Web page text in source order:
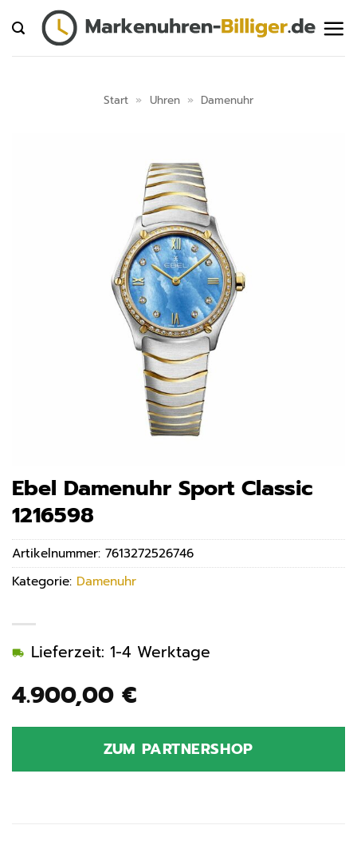
Inhalt
springen
Start » Uhren » Damenuhr
Ebel Damenuhr Sport Classic
1216598
4.900,00 €
Lieferzeit: 1-4 Werktage
ZUM PARTNERSHOP
Artikelnummer: 7613272526746
Kategorie: Damenuhr